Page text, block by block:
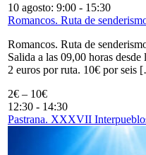
10 agosto: 9:00 - 15:30
Romancos. Ruta de
Romancos. Ruta de
Salida a las 09,00 horas
2 euros por ruta. 10€ por seis
2€ – 10€
12:30 - 14:30
Pastrana. XXXVII